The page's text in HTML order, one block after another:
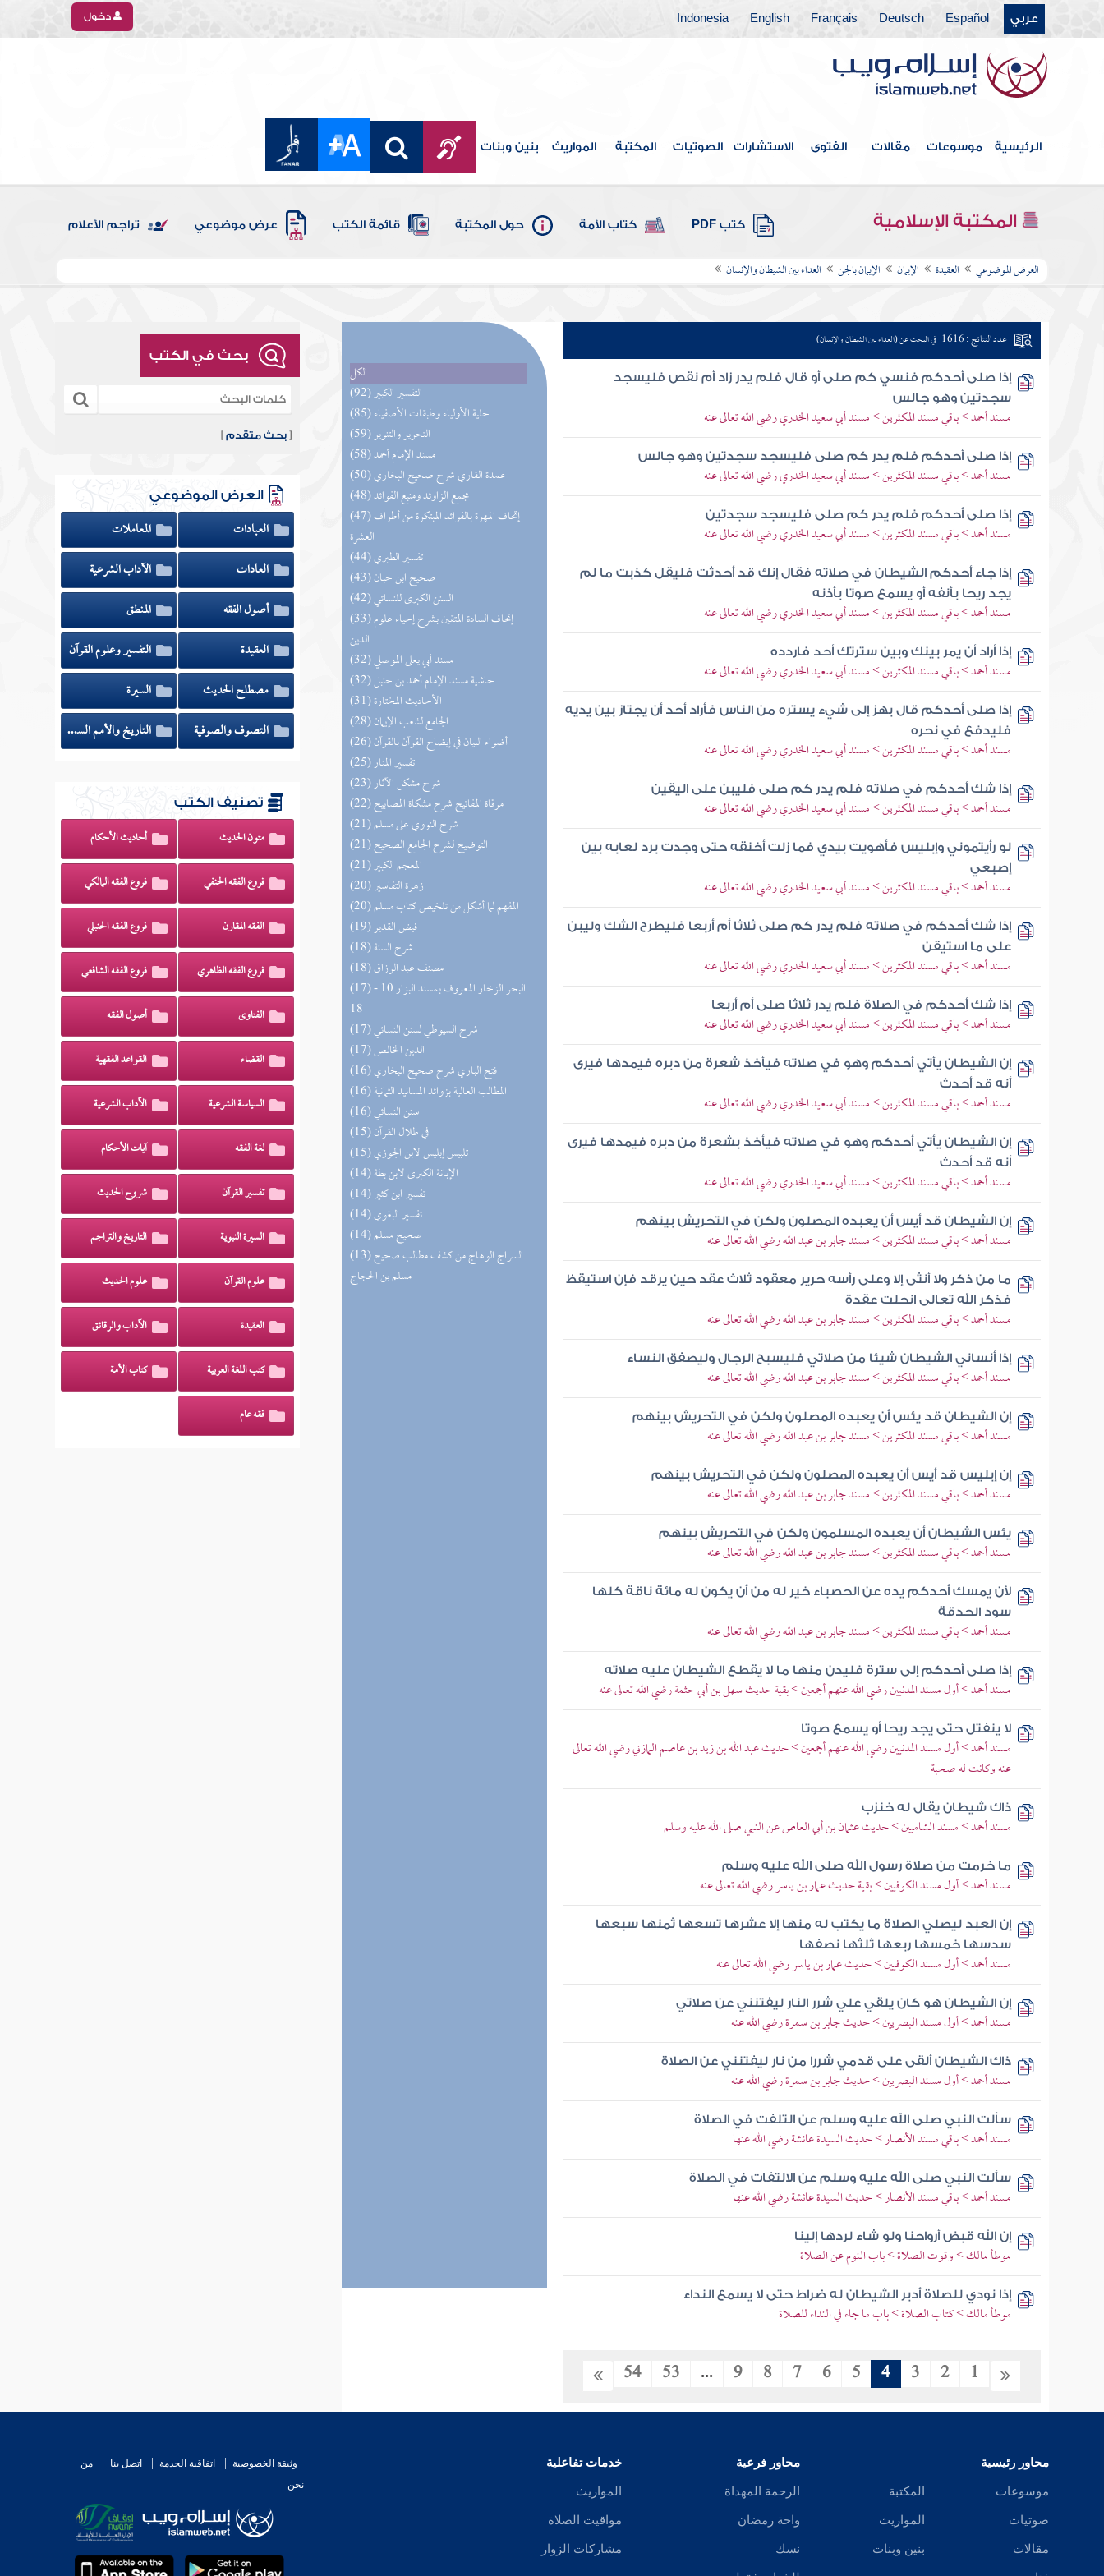
عربي Español
Deutsch
Français
English
Indonesia دخول
الرئيسية موسوعات مقالات الفتوى الاستشارات الصوتيات المكتبة المواريث بنين وبنات
المكتبة الإسلامية كتب PDF كتاب الأمة حول المكتبة قائمة الكتب عرض موضوعي تراجم الأعلام
العرض الموضوعي العقيدة الإيمان الإيمان بالجن العداء بين الشيطان والإنسان
الكل
(92) التفسير الكبير
(85) حلية الأولياء وطبقات الأصفياء
(59) التحرير والتنوير
(58) مسند الإمام أحمد
(50) عمدة القاري شرح صحيح البخاري
(48) مجمع الزاوئد ومنبع الفوائد
(47) إتحاف المهرة بالفوائد المبتكرة من أطراف
العشرة
(44) تفسير الطبري
(43) صحيح ابن حبان
(42) السنن الكبرى للنسائي
(33) إتحاف السادة المتقين بشرح إحياء علوم
الدين
(32) مسند أبي يعلى الموصلي
(32) حاشية مسند الإمام أحمد بن حنبل
(31) الأحاديث المختارة
(28) الجامع لشعب الإيمان
(26) أضواء البيان في إيضاح القرآن بالقرآن
(25) تفسير المنار
(23) شرح مشكل الآثار
(22) مرقاة المفاتيح شرح مشكاة المصابيح
(21) شرح النووي على مسلم
(21) التوضيح لشرح الجامع الصحيح
(21) المعجم الكبير
(20) زهرة التفاسير
(20) المفهم لما أشكل من تلخيص كتاب مسلم
(19) فيض القدير
(18) شرح السنة
(18) مصنف عبد الرزاق
(17) البحر الزخار المعروف بمسند البزار 10 -
18
(17) شرح السيوطي لسنن النسائي
(17) الدين الخالص
(16) فتح الباري شرح صحيح البخاري
(16) المطالب العالية بزوائد المسانيد الثمانية
(16) سنن النسائي
(15) في ظلال القرآن
(15) تلبيس إبليس لابن الجوزي
(14) الإبانة الكبرى لابن بطة
(14) تفسير ابن كثير
(14) تفسير البغوي
(14) صحيح مسلم
(13) السراج الوهاج من كشف مطالب صحيح
مسلم بن الحجاج
عدد النتائج : 1616 في البحث عن (العداء بين الشيطان والإنسان)
إذا صلى أحدكم فنسي كم صلى أو قال فلم يدر زاد أم نقص فليسجد
سجدتين وهو جالس
مسند أحمد > باقي مسند المكثرين > مسند أبي سعيد الخدري رضي الله تعالى عنه
إذا صلى أحدكم فلم يدر كم صلى فليسجد سجدتين وهو جالس
مسند أحمد > باقي مسند المكثرين > مسند أبي سعيد الخدري رضي الله تعالى عنه
إذا صلى أحدكم فلم يدر كم صلى فليسجد سجدتين
مسند أحمد > باقي مسند المكثرين > مسند أبي سعيد الخدري رضي الله تعالى عنه
إذا جاء أحدكم الشيطان في صلاته فقال إنك قد أحدثت فليقل كذبت ما لم
يجد ريحا بأنفه أو يسمع صوتا بأذنه
مسند أحمد > باقي مسند المكثرين > مسند أبي سعيد الخدري رضي الله تعالى عنه
إذا أراد أن يمر بينك وبين سترتك أحد فاردده
مسند أحمد > باقي مسند المكثرين > مسند أبي سعيد الخدري رضي الله تعالى عنه
إذا صلى أحدكم قال بهز إلى شيء يستره من الناس فأراد أحد أن يجتاز بين يديه
فليدفع في نحره
مسند أحمد > باقي مسند المكثرين > مسند أبي سعيد الخدري رضي الله تعالى عنه
إذا شك أحدكم في صلاته فلم يدر كم صلى فليبن على اليقين
مسند أحمد > باقي مسند المكثرين > مسند أبي سعيد الخدري رضي الله تعالى عنه
لو رأيتموني وإبليس فأهويت بيدي فما زلت أخنقه حتى وجدت برد لعابه بين
إصبعي
مسند أحمد > باقي مسند المكثرين > مسند أبي سعيد الخدري رضي الله تعالى عنه
إذا شك أحدكم في صلاته فلم يدر كم صلى ثلاثا أم أربعا فليطرح الشك وليبن
على ما استيقن
مسند أحمد > باقي مسند المكثرين > مسند أبي سعيد الخدري رضي الله تعالى عنه
إذا شك أحدكم في الصلاة فلم يدر ثلاثا صلى أم أربعا
مسند أحمد > باقي مسند المكثرين > مسند أبي سعيد الخدري رضي الله تعالى عنه
إن الشيطان يأتي أحدكم وهو في صلاته فيأخذ شعرة من دبره فيمدها فيرى
أنه قد أحدث
مسند أحمد > باقي مسند المكثرين > مسند أبي سعيد الخدري رضي الله تعالى عنه
إن الشيطان يأتي أحدكم وهو في صلاته فيأخذ بشعرة من دبره فيمدها فيرى
أنه قد أحدث
مسند أحمد > باقي مسند المكثرين > مسند أبي سعيد الخدري رضي الله تعالى عنه
إن الشيطان قد أيس أن يعبده المصلون ولكن في التحريش بينهم
مسند أحمد > باقي مسند المكثرين > مسند جابر بن عبد الله رضي الله تعالى عنه
ما من ذكر ولا أنثى إلا وعلى رأسه حرير معقود ثلاث عقد حين يرقد فإن استيقظ
فذكر الله تعالى انحلت عقدة
مسند أحمد > باقي مسند المكثرين > مسند جابر بن عبد الله رضي الله تعالى عنه
إذا أنساني الشيطان شيئا من صلاتي فليسبح الرجال وليصفق النساء
مسند أحمد > باقي مسند المكثرين > مسند جابر بن عبد الله رضي الله تعالى عنه
إن الشيطان قد يئس أن يعبده المصلون ولكن في التحريش بينهم
مسند أحمد > باقي مسند المكثرين > مسند جابر بن عبد الله رضي الله تعالى عنه
إن إبليس قد أيس أن يعبده المصلون ولكن في التحريش بينهم
مسند أحمد > باقي مسند المكثرين > مسند جابر بن عبد الله رضي الله تعالى عنه
يئس الشيطان أن يعبده المسلمون ولكن في التحريش بينهم
مسند أحمد > باقي مسند المكثرين > مسند جابر بن عبد الله رضي الله تعالى عنه
لأن يمسك أحدكم يده عن الحصباء خير له من أن يكون له مائة ناقة كلها
سود الحدقة
مسند أحمد > باقي مسند المكثرين > مسند جابر بن عبد الله رضي الله تعالى عنه
إذا صلى أحدكم إلى سترة فليدن منها ما لا يقطع الشيطان عليه صلاته
مسند أحمد > أول مسند المدنيين رضي الله عنهم أجمعين > بقية حديث سهل بن أبي حثمة رضي الله تعالى عنه
لا ينفتل حتى يجد ريحا أو يسمع صوتا
مسند أحمد > أول مسند المدنيين رضي الله عنهم أجمعين > حديث عبد الله بن زيد بن عاصم المازني رضي الله تعالى
عنه وكانت له صحبة
ذاك شيطان يقال له خنزب
مسند أحمد > مسند الشاميين > حديث عثمان بن أبي العاص عن النبي صلى الله عليه وسلم
ما خرمت من صلاة رسول الله صلى الله عليه وسلم
مسند أحمد > أول مسند الكوفيين > بقية حديث عمار بن ياسر رضي الله تعالى عنه
إن العبد ليصلي الصلاة ما يكتب له منها إلا عشرها تسعها ثمنها سبعها
سدسها خمسها ربعها ثلثها نصفها
مسند أحمد > أول مسند الكوفيين > حديث عمار بن ياسر رضي الله تعالى عنه
إن الشيطان هو كان يلقي علي شرر النار ليفتنني عن صلاتي
مسند أحمد > أول مسند البصريين > حديث جابر بن سمرة رضي الله عنه
ذاك الشيطان ألقى على قدمي شررا من نار ليفتنني عن الصلاة
مسند أحمد > أول مسند البصريين > حديث جابر بن سمرة رضي الله عنه
سألت النبي صلى الله عليه وسلم عن التلفت في الصلاة
مسند أحمد > باقي مسند الأنصار > حديث السيدة عائشة رضي الله عنها
سألت النبي صلى الله عليه وسلم عن الالتفات في الصلاة
مسند أحمد > باقي مسند الأنصار > حديث السيدة عائشة رضي الله عنها
إن الله قبض أرواحنا ولو شاء لردها إلينا
موطأ مالك > وقوت الصلاة > باب النوم عن الصلاة
إذا نودي للصلاة أدبر الشيطان له ضراط حتى لا يسمع النداء
موطأ مالك > كتاب الصلاة > باب ما جاء في النداء للصلاة
1
2
3
4
5
6
7
8
9
...
53
54
بحث في الكتب
[بحث متقدم ]
العرض الموضوعي
العبادات
المعاملات
العادات
الآداب الشرعية
أصول الفقه
المنطق
العقيدة
التفسير وعلوم القرآن
مصطلح الحديث
السيرة
التصوف والصوفية
التاريخ والأمم السابقة
تصنيف الكتب
متون الحديث أحاديث الأحكام
فروع الفقه الحنفي فروع الفقه المالكي
الفقه المقارن فروع الفقه الحنبلي
فروع الفقه الظاهري فروع الفقه الشافعي
الفتاوى أصول الفقه
القضاء القواعد الفقهية
السياسة الشرعية الآداب الشرعية
لغة الفقه آيات الأحكام
تفسير القرآن شروح الحديث
السيرة النبوية التاريخ والتراجم
علوم القرآن علوم الحديث
العقيدة الآداب والرقائق
كتب اللغة العربية كتاب الأمة
فقه عام
محاور رئيسية
موسوعات
صوتيات
مقالات
المكتبة
المواريث
بنين وبنات
محاور فرعية
الرحمة المهداة
واحة رمضان
نسك
خدمات تفاعلية
المواريث
مواقيت الصلاة
مشاركات الزوار
وثيقة الخصوصية اتفاقية الخدمة اتصل بنا
من
نحن